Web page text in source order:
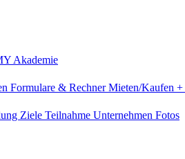
Akademie
Formulare & RechnerMieten/Kaufen +
Ziele Teilnahme Unternehmen Fotos